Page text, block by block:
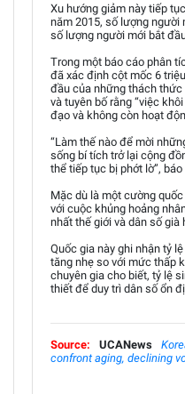
Xu hướng giảm này tiếp
năm 2015, số lượng người
số lượng người mới bắt
Trong một báo cáo phân
đã xác định cột mốc 6
đầu của những thách thức
và tuyên bố rằng “việc
đạo và không còn hoạt
“Làm thế nào để mời
sống bí tích trở lại cộng
thể tiếp tục bị phớt lờ”,
Mặc dù là một cường
với cuộc khủng hoảng
nhất thế giới và dân số già
Quốc gia này ghi nhận tỷ
tăng nhẹ so với mức thấp
chuyên gia cho biết, tỷ lệ
thiết để duy trì dân số ổn
Source: UCANews
confront aging, declining